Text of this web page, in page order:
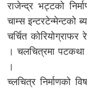
राजेन्द्र भट्टको
चाम्स इन्टरटेन्मेन्टको
चर्चित कोरियोग्राफर
। चलचित्रमा
।
च्लचित्र निर्माणको